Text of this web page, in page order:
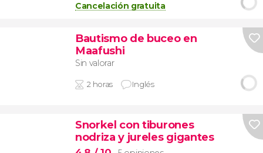
Cancelación gratuita
Bautismo de buceo en
Maafushi
Sin valorar
2 horas Inglés
Snorkel con tiburones
nodriza y jureles gigantes